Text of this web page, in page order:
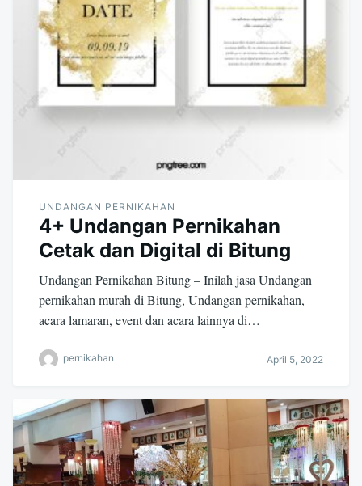
UNDANGAN PERNIKAHAN
4+ Undangan Pernikahan
Cetak dan Digital di Bitung
Undangan Pernikahan Bitung – Inilah jasa Undangan
pernikahan murah di Bitung, Undangan pernikahan,
acara lamaran, event dan acara lainnya di…
pernikahan April 5, 2022